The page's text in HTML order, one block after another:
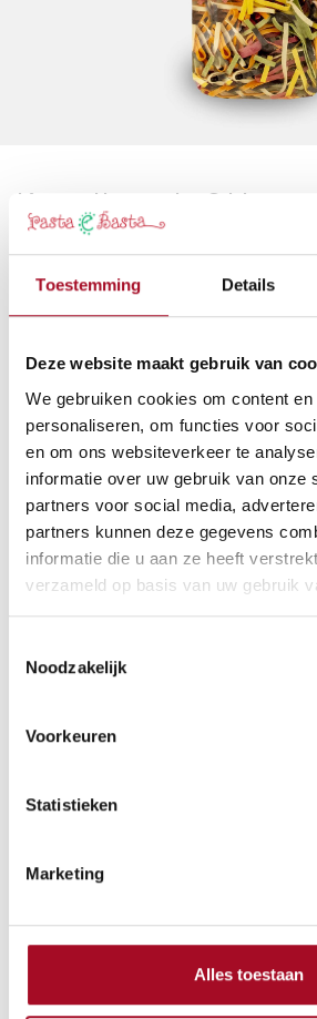
Toestemming Details
Deze website maakt gebruik van
We gebruiken cookies om content
personaliseren, om functies voor
en om ons websiteverkeer te
informatie over uw gebruik van onze
partners voor social media,
partners kunnen deze gegevens
informatie die u aan ze heeft
verzameld op basis van uw gebruik
Noodzakelijk
Voorkeuren
Statistieken
Marketing
Alles toestaan
Korte linten in 6 kleuren
Huis: Antico Pastificio Morelli Toscane.
veters.
Lekker om er een koude pastasalade
groentjes.
5,40€
Aan
Geld-terug-garantie van 30 dagen